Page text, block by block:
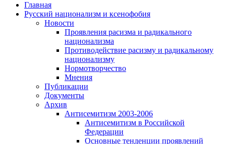
Главная
Русский национализм и ксенофобия
Новости
Проявления расизма и радикального
национализма
Противодействие расизму и радикальному
национализму
Нормотворчество
Мнения
Публикации
Документы
Архив
Антисемитизм 2003-2006
Антисемитизм в Российской
Федерации
Основные тенденции проявлений